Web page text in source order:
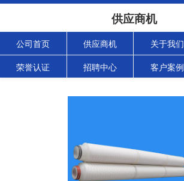
供应商机
公司首页 供应商机 关于我们
荣誉认证 招聘中心 客户案例